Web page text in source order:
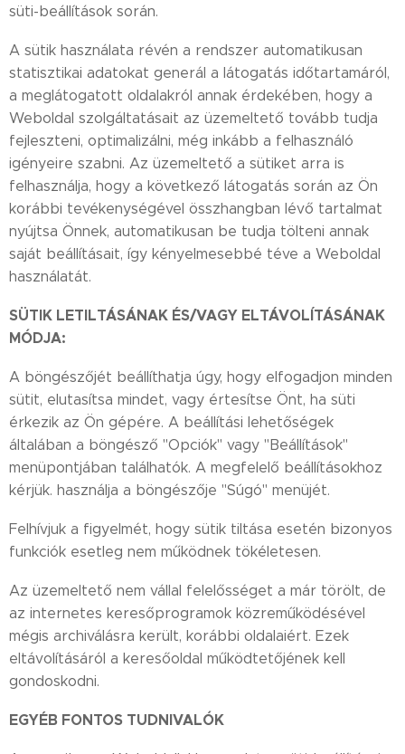
süti-beállítások során.
A sütik használata révén a rendszer automatikusan
statisztikai adatokat generál a látogatás időtartamáról,
a meglátogatott oldalakról annak érdekében, hogy a
Weboldal szolgáltatásait az üzemeltető tovább tudja
fejleszteni, optimalizálni, még inkább a felhasználó
igényeire szabni. Az üzemeltető a sütiket arra is
felhasználja, hogy a következő látogatás során az Ön
korábbi tevékenységével összhangban lévő tartalmat
nyújtsa Önnek, automatikusan be tudja tölteni annak
saját beállításait, így kényelmesebbé téve a Weboldal
használatát.
SÜTIK LETILTÁSÁNAK ÉS/VAGY ELTÁVOLÍTÁSÁNAK
MÓDJA:
A böngészőjét beállíthatja úgy, hogy elfogadjon minden
sütit, elutasítsa mindet, vagy értesítse Önt, ha süti
érkezik az Ön gépére. A beállítási lehetőségek
általában a böngésző "Opciók" vagy "Beállítások"
menüpontjában találhatók. A megfelelő beállításokhoz
kérjük. használja a böngészője "Súgó" menüjét.
Felhívjuk a figyelmét, hogy sütik tiltása esetén bizonyos
funkciók esetleg nem működnek tökéletesen.
Az üzemeltető nem vállal felelősséget a már törölt, de
az internetes keresőprogramok közreműködésével
mégis archiválásra került, korábbi oldalaiért. Ezek
eltávolításáról a keresőoldal működtetőjének kell
gondoskodni.
EGYÉB FONTOS TUDNIVALÓK